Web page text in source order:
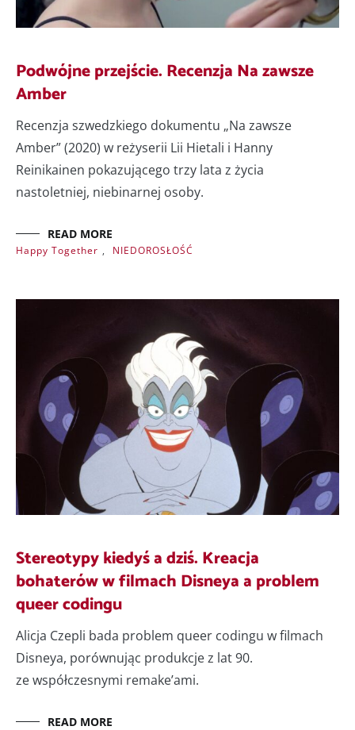
Podwójne przejście. Recenzja Na zawsze
Amber
Recenzja szwedzkiego dokumentu „Na zawsze
Amber” (2020) w reżyserii Lii Hietali i Hanny
Reinikainen pokazującego trzy lata z życia
nastoletniej, niebinarnej osoby.
READ MORE
Happy Together , NIEDOROSŁOŚĆ
Stereotypy kiedyś a dziś. Kreacja
bohaterów w filmach Disneya a problem
queer codingu
Alicja Czepli bada problem queer codingu w filmach
Disneya, porównując produkcje z lat 90.
ze współczesnymi remake’ami.
READ MORE